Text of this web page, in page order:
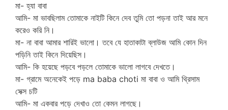
মা- হ্যা বাবা
আমি- মা ভাবছিলাম তোমাকে নাইটি কিনে দেব তুমি তো পড়না তাই আর মনে
করেও করি নি।
মা- না বাবা আমার শারিই ভালো। তবে যে হাতাকাটা ব্লাউজ আমি কোন দিন
পড়িনি তাই কিনে দিয়েছিস।
আমি- কি হয়েছে পড়বে পড়লে তোমাকে ভালো লাগবে দেখতে।
মা- গ্রামে অনেকেই পড়ে ma baba choti মা বাবা ও আমি থ্রিসাম
সেক্স চটি
আমি- মা একবার পড়ে দেখাও তো কেমন লাগছে।